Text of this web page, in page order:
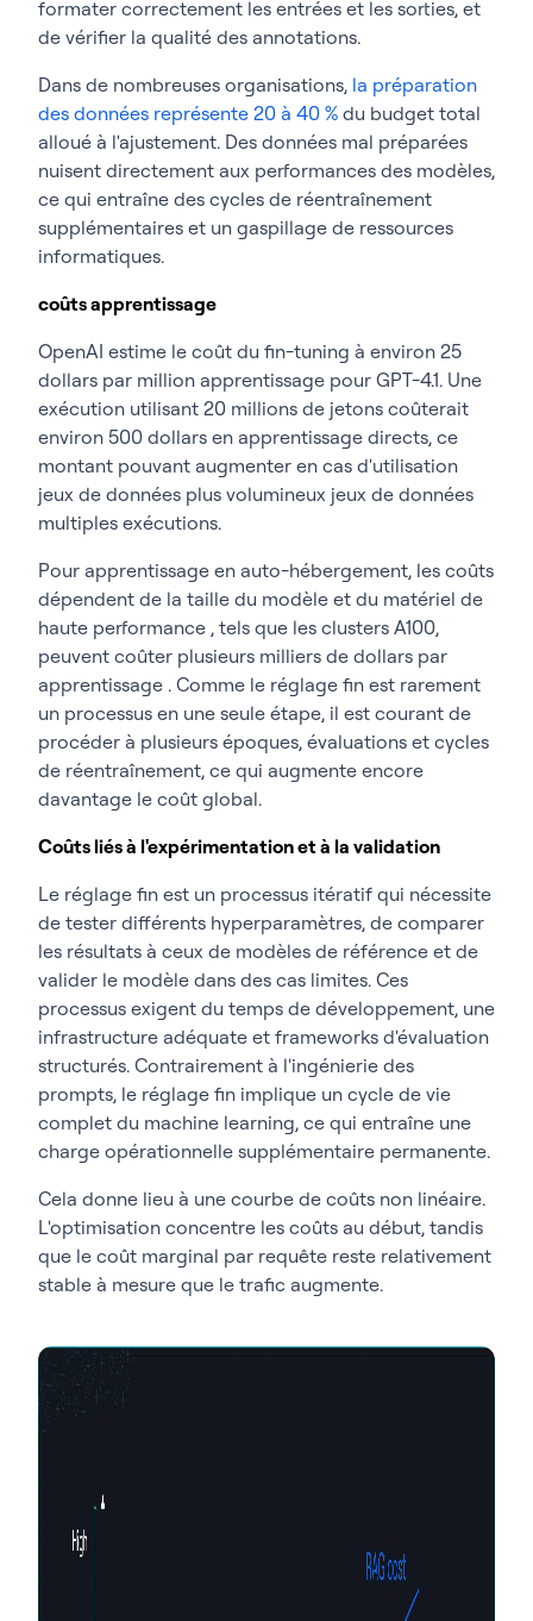
formater correctement les entrées et les sorties, et
de vérifier la qualité des annotations.
Dans de nombreuses organisations, la préparation
des données représente 20 à 40 % du budget total
alloué à l'ajustement. Des données mal préparées
nuisent directement aux performances des modèles,
ce qui entraîne des cycles de réentraînement
supplémentaires et un gaspillage de ressources
informatiques.
coûts apprentissage
OpenAI estime le coût du fin-tuning à environ 25
dollars par million apprentissage pour GPT-4.1. Une
exécution utilisant 20 millions de jetons coûterait
environ 500 dollars en apprentissage directs, ce
montant pouvant augmenter en cas d'utilisation
jeux de données plus volumineux jeux de données
multiples exécutions.
Pour apprentissage en auto-hébergement, les coûts
dépendent de la taille du modèle et du matériel de
haute performance , tels que les clusters A100,
peuvent coûter plusieurs milliers de dollars par
apprentissage . Comme le réglage fin est rarement
un processus en une seule étape, il est courant de
procéder à plusieurs époques, évaluations et cycles
de réentraînement, ce qui augmente encore
davantage le coût global.
Coûts liés à l'expérimentation et à la validation
Le réglage fin est un processus itératif qui nécessite
de tester différents hyperparamètres, de comparer
les résultats à ceux de modèles de référence et de
valider le modèle dans des cas limites. Ces
processus exigent du temps de développement, une
infrastructure adéquate et frameworks d'évaluation
structurés. Contrairement à l'ingénierie des
prompts, le réglage fin implique un cycle de vie
complet du machine learning, ce qui entraîne une
charge opérationnelle supplémentaire permanente.
Cela donne lieu à une courbe de coûts non linéaire.
L'optimisation concentre les coûts au début, tandis
que le coût marginal par requête reste relativement
stable à mesure que le trafic augmente.